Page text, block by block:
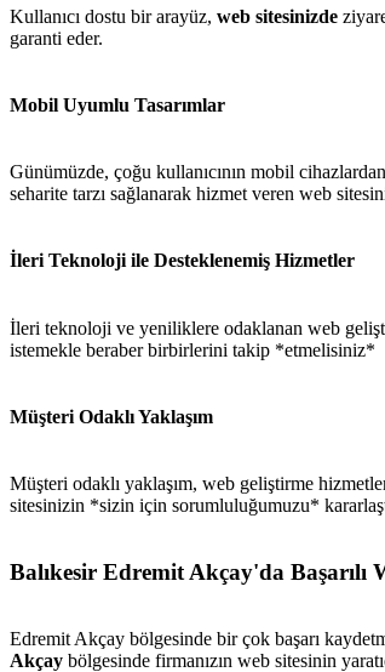
Kullanıcı dostu bir arayüz, web sitesinizde
garanti eder.
Mobil Uyumlu Tasarımlar
Günümüzde, çoğu kullanıcının mobil
seharite tarzı sağlanarak hizmet veren web
İleri Teknoloji ile Desteklenemiş Hizmetler
İleri teknoloji ve yeniliklere odaklanan web
istemekle beraber birbirlerini takip *etmelisiniz*
Müşteri Odaklı Yaklaşım
Müşteri odaklı yaklaşım, web geliştirme
sitesinizin *sizin için sorumluluğumuzu*
Balıkesir Edremit Akçay'da Başarılı
Edremit Akçay bölgesinde bir çok başarı
Akçay bölgesinde firmanızın web sitesinin